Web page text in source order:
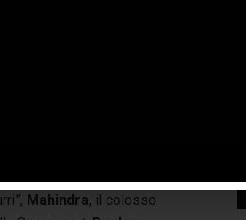
è stato approfondito in un
Ferrari, plurititolato e
Migliorati, DS del San
Barnabò e dal
loro prezioso supporto
Mahindra, il colosso